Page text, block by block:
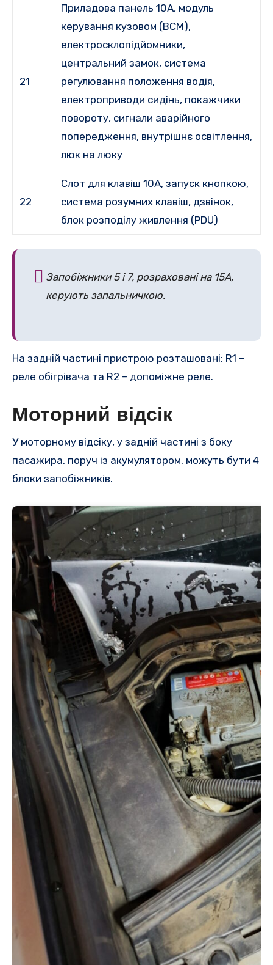
21
Приладова панель 10A, модуль
керування кузовом (BCM),
електросклопідйомники,
центральний замок, система
регулювання положення водія,
електроприводи сидінь, покажчики
повороту, сигнали аварійного
попередження, внутрішнє освітлення,
люк на люку
22
Слот для клавіш 10A, запуск кнопкою,
система розумних клавіш, дзвінок,
блок розподілу живлення (PDU)
Запобіжники 5 і 7, розраховані на 15А,
керують запальничкою.
На задній частині пристрою розташовані: R1 –
реле обігрівача та R2 – допоміжне реле.
Моторний відсік
У моторному відсіку, у задній частині з боку
пасажира, поруч із акумулятором, можуть бути 4
блоки запобіжників.